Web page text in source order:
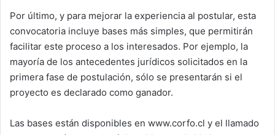
Por último, y para mejorar la experiencia al postular, esta
convocatoria incluye bases más simples, que permitirán
facilitar este proceso a los interesados. Por ejemplo, la
mayoría de los antecedentes jurídicos solicitados en la
primera fase de postulación, sólo se presentarán si el
proyecto es declarado como ganador.
Las bases están disponibles en www.corfo.cl y el llamado